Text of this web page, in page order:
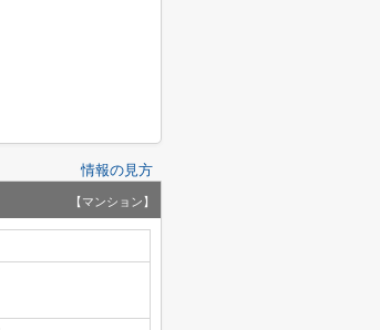
情報の見方
【マンション】